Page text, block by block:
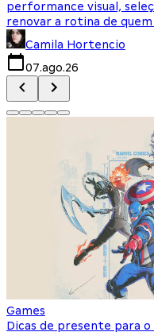
performance visual,
renovar a rotina de quem
Camila Hortencio
07.ago.26
Games
Dicas de presente para o